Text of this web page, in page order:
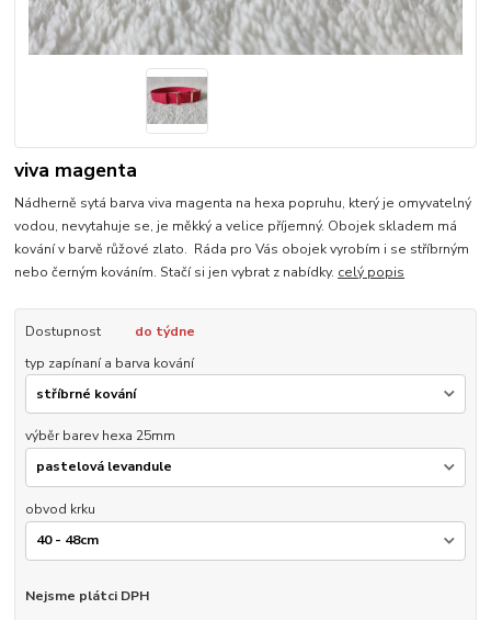
viva magenta
Nádherně sytá barva viva magenta na hexa popruhu, který je omyvatelný
vodou, nevytahuje se, je měkký a velice příjemný. Obojek skladem má
kování v barvě růžové zlato. Ráda pro Vás obojek vyrobím i se stříbrným
nebo černým kováním. Stačí si jen vybrat z nabídky. celý popis
Dostupnost
do týdne
typ zapínaní a barva kování
výběr barev hexa 25mm
obvod krku
Nejsme plátci DPH